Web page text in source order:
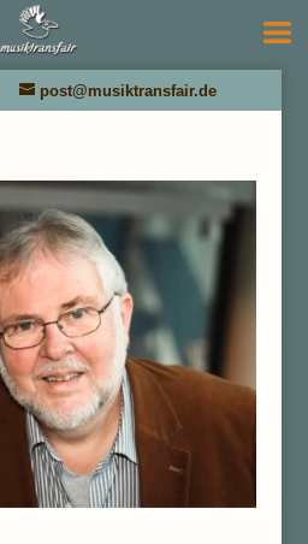
post@musiktransfair.de